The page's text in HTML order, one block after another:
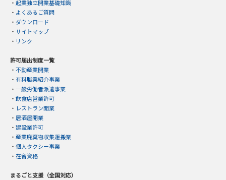
・ 起業独立開業基礎知識
・ よくあるご質問
・ ダウンロード
・ サイトマップ
・ リンク
許可届出制度一覧
・ 不動産業開業
・ 有料職業紹介事業
・ 一般労働者派遣事業
・ 飲食店営業許可
・ レストラン開業
・ 居酒屋開業
・ 建設業許可
・ 産業廃棄物収集運搬業
・ 個人タクシー事業
・ 在留資格
まるごと支援（全国対応）